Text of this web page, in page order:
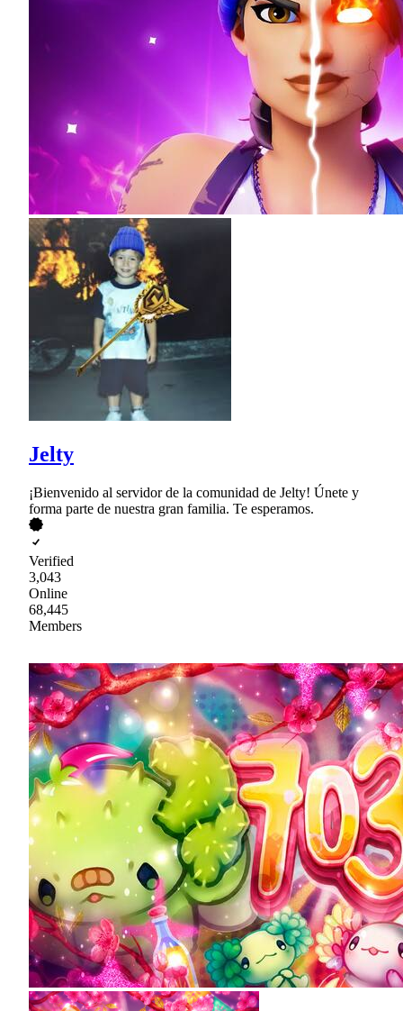
Jelty
¡Bienvenido al servidor de la comunidad de Jelty! Únete y
forma parte de nuestra gran familia. Te esperamos.
Verified
3,043
Online
68,445
Members